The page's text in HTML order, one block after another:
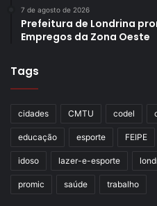
7 de agosto de 2026
Prefeitura de Londrina
Empregos da Zona Oeste
Tags
cidades CMTU codel
educação esporte FEIPE
idoso lazer-e-esporte
promic saúde trabalho